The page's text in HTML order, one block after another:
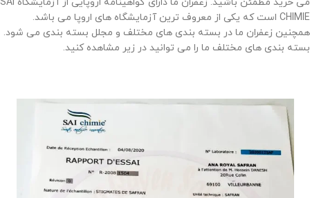
CHIMIE است که یکی از معروف ترین آزمایشگاه های اروپا می باشد.
همچنین زعفران ما در بسته بندی های مختلف و مجلل بسته بندی می شود.
بسته بندی های مختلف ما را می توانید در زیر مشاهده کنید.